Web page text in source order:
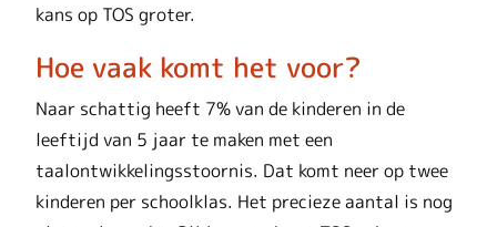
kans op TOS groter.
Hoe vaak komt het voor?
Naar schattig heeft 7% van de kinderen in de
leeftijd van 5 jaar te maken met een
taalontwikkelingsstoornis. Dat komt neer op twee
kinderen per schoolklas. Het precieze aantal is nog